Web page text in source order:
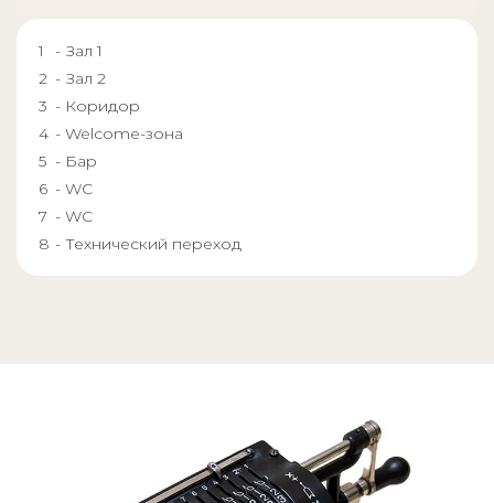
- Зал 1
- Зал 2
- Коридор
- Welcome-зона
- Бар
- WC
- WC
- Технический переход